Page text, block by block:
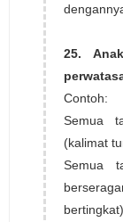
25.
Contoh:
Semua
(kalimat
Semua
bertingkat)